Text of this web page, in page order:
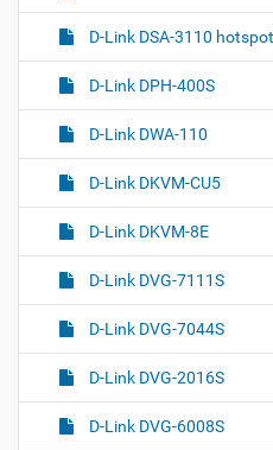
D-Link DSA-3110
D-Link DPH-400S
D-Link DWA-110
D-Link DKVM-CU5
D-Link DKVM-8E
D-Link DVG-7111S
D-Link DVG-7044S
D-Link DVG-2016S
D-Link DVG-6008S